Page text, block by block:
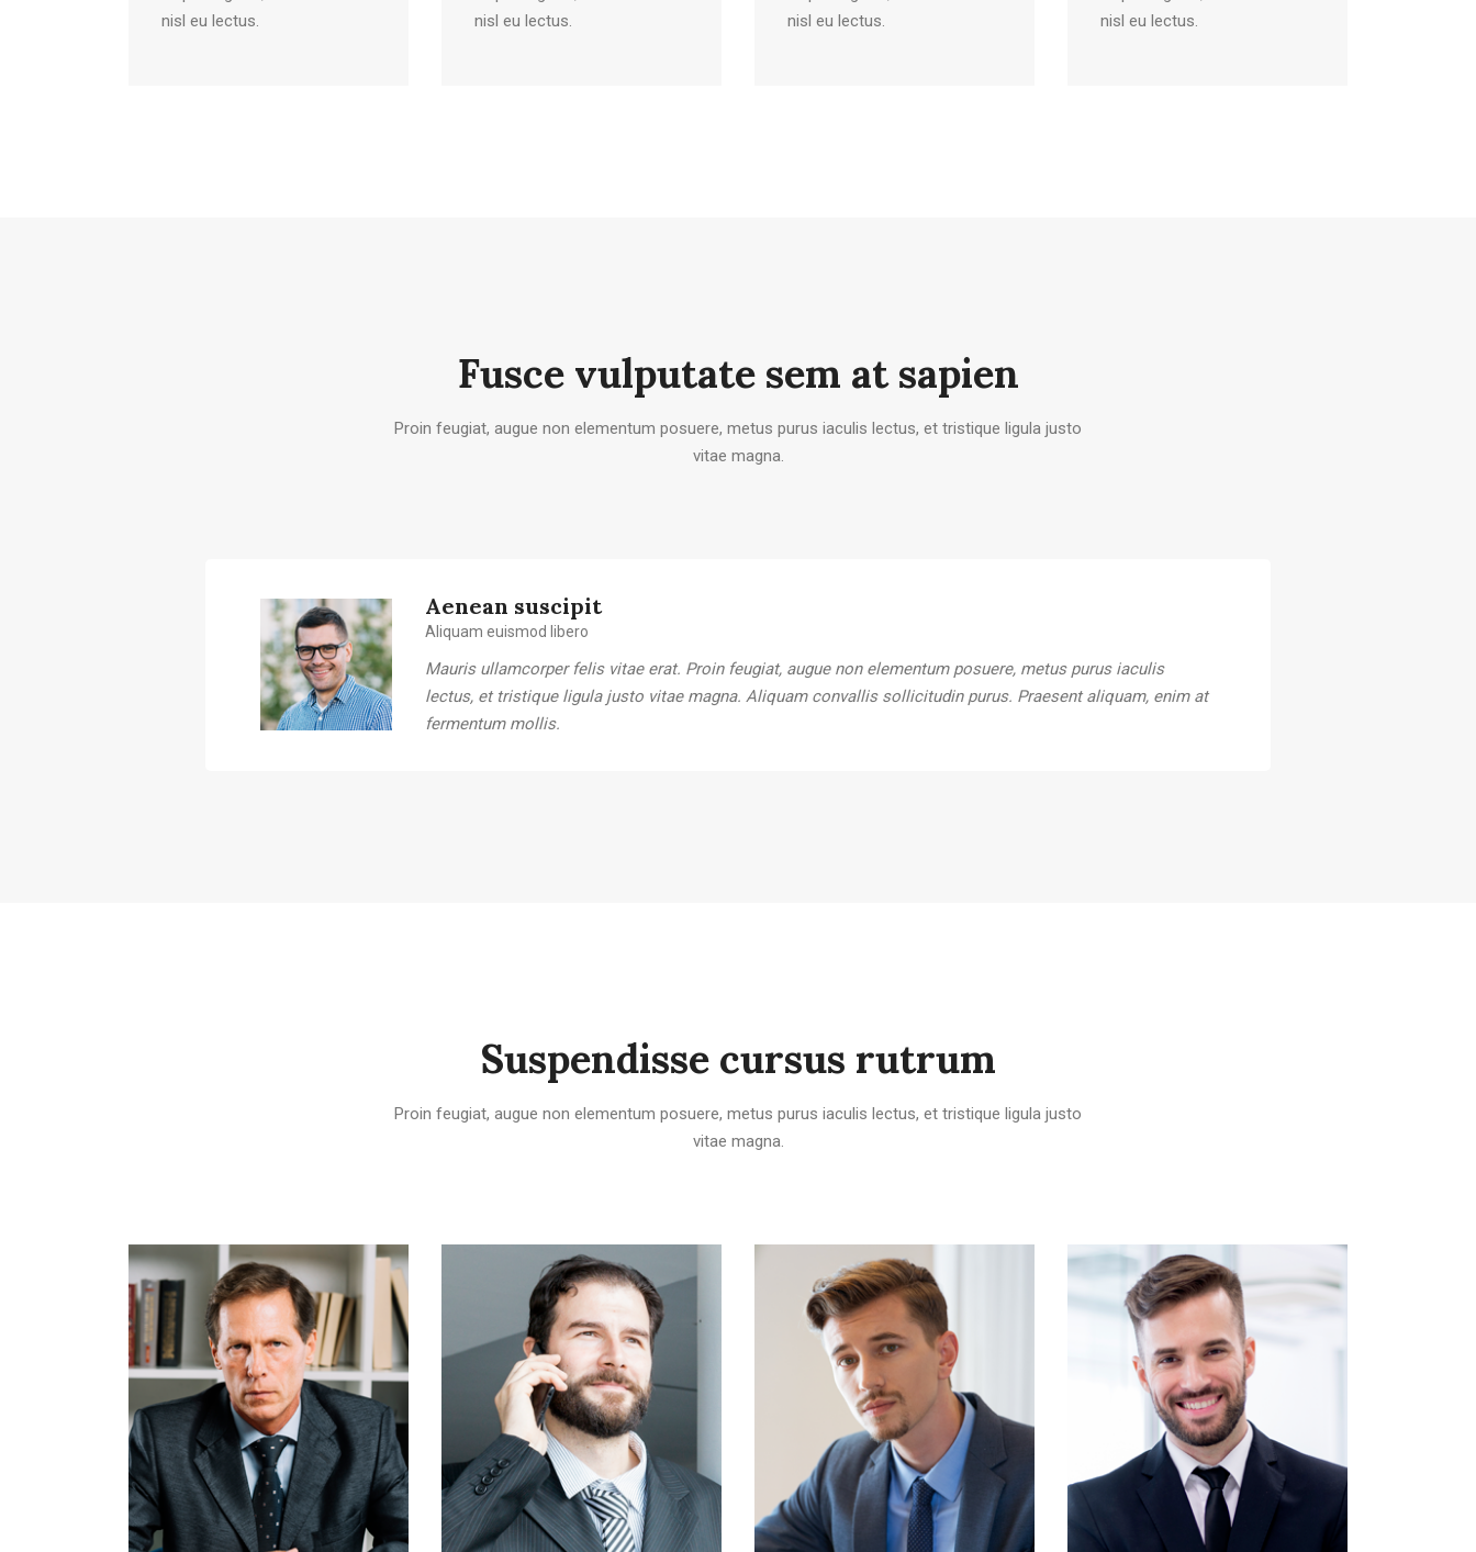
nisl eu lectus.
nisl eu lectus.
nisl eu lectus.
nisl eu lectus.
Fusce vulputate sem at sapien
Proin feugiat, augue non elementum posuere, metus purus iaculis lectus, et tristique ligula justo
vitae magna.
Aenean suscipit
Aliquam euismod libero
Mauris ullamcorper felis vitae erat. Proin feugiat, augue non elementum posuere, metus purus iaculis
lectus, et tristique ligula justo vitae magna. Aliquam convallis sollicitudin purus. Praesent aliquam, enim at
fermentum mollis.
Suspendisse cursus rutrum
Proin feugiat, augue non elementum posuere, metus purus iaculis lectus, et tristique ligula justo
vitae magna.